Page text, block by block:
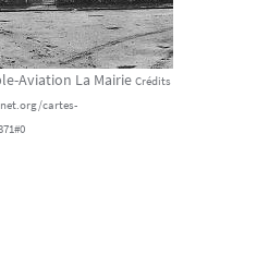
Aviation La Mairie Crédits
cartes-